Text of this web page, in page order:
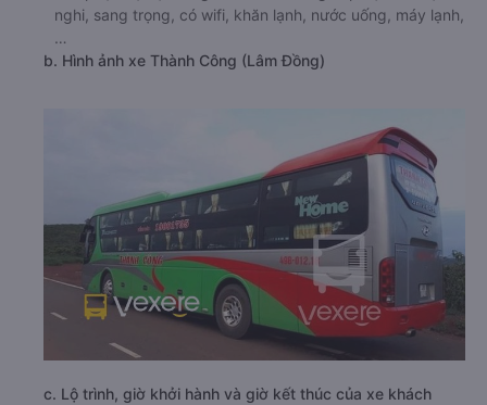
nghi, sang trọng, có wifi, khăn lạnh, nước uống, máy lạnh,
…
b. Hình ảnh xe Thành Công (Lâm Đồng)
c. Lộ trình, giờ khởi hành và giờ kết thúc của xe khách